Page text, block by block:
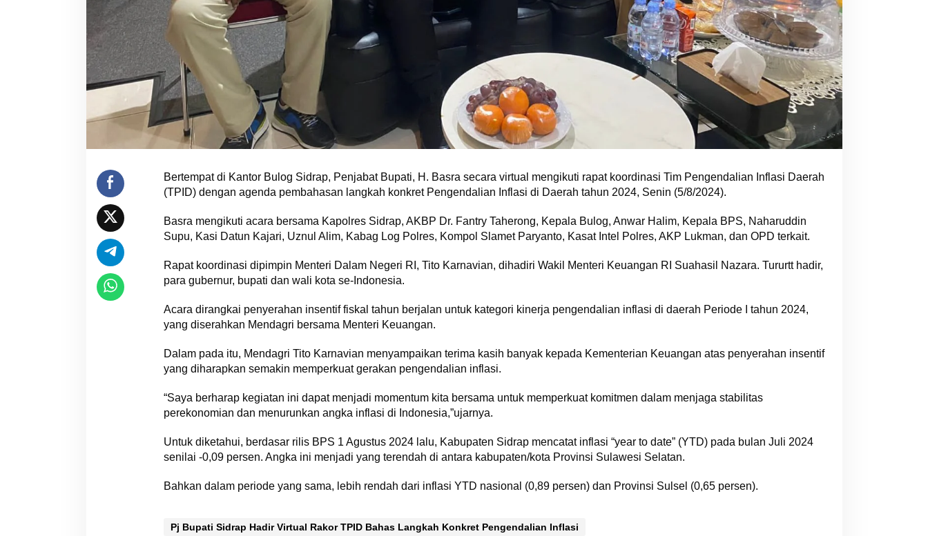
Bertempat di Kantor Bulog Sidrap, Penjabat Bupati, H. Basra secara virtual mengikuti rapat koordinasi Tim Pengendalian Inflasi Daerah
(TPID) dengan agenda pembahasan langkah konkret Pengendalian Inflasi di Daerah tahun 2024, Senin (5/8/2024).
Basra mengikuti acara bersama Kapolres Sidrap, AKBP Dr. Fantry Taherong, Kepala Bulog, Anwar Halim, Kepala BPS, Naharuddin
Supu, Kasi Datun Kajari, Uznul Alim, Kabag Log Polres, Kompol Slamet Paryanto, Kasat Intel Polres, AKP Lukman, dan OPD terkait.
Rapat koordinasi dipimpin Menteri Dalam Negeri RI, Tito Karnavian, dihadiri Wakil Menteri Keuangan RI Suahasil Nazara. Tururtt hadir,
para gubernur, bupati dan wali kota se-Indonesia.
Acara dirangkai penyerahan insentif fiskal tahun berjalan untuk kategori kinerja pengendalian inflasi di daerah Periode I tahun 2024,
yang diserahkan Mendagri bersama Menteri Keuangan.
Dalam pada itu, Mendagri Tito Karnavian menyampaikan terima kasih banyak kepada Kementerian Keuangan atas penyerahan insentif
yang diharapkan semakin memperkuat gerakan pengendalian inflasi.
“Saya berharap kegiatan ini dapat menjadi momentum kita bersama untuk memperkuat komitmen dalam menjaga stabilitas
perekonomian dan menurunkan angka inflasi di Indonesia,”ujarnya.
Untuk diketahui, berdasar rilis BPS 1 Agustus 2024 lalu, Kabupaten Sidrap mencatat inflasi “year to date” (YTD) pada bulan Juli 2024
senilai -0,09 persen. Angka ini menjadi yang terendah di antara kabupaten/kota Provinsi Sulawesi Selatan.
Bahkan dalam periode yang sama, lebih rendah dari inflasi YTD nasional (0,89 persen) dan Provinsi Sulsel (0,65 persen).
Pj Bupati Sidrap Hadir Virtual Rakor TPID Bahas Langkah Konkret Pengendalian Inflasi